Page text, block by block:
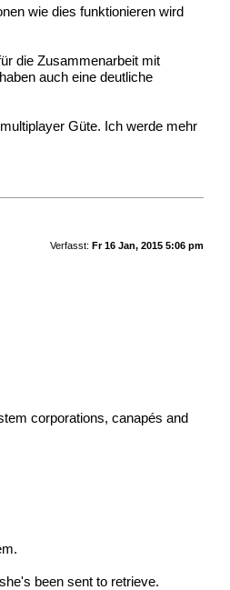
wie dies funktionieren wird
die Zusammenarbeit mit
auch eine deutliche
Güte. Ich werde mehr
Verfasst: Fr 16 Jan, 2015 5:06 pm
corporations, canapés and
been sent to retrieve.